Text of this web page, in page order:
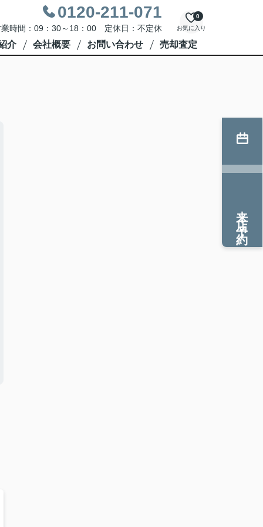
0120-211-071
時間：09：30～18：00 定休日：不定休 お気に入り
0
介 会社概要 お問い合わせ 売却査定
来店予約